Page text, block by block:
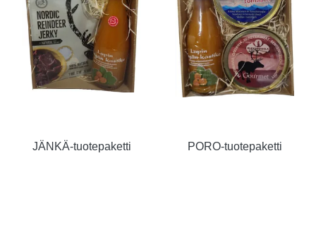
JÄNKÄ-tuotepaketti PORO-tuotepaketti